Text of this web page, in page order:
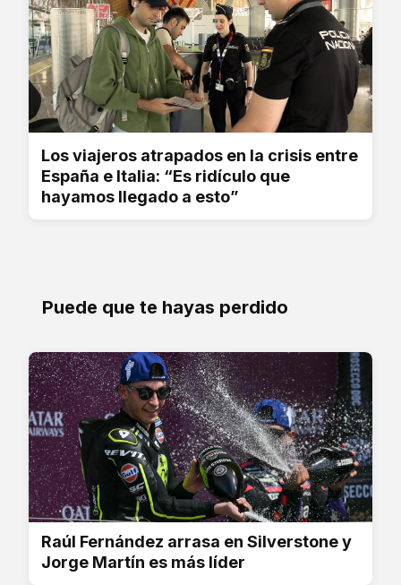
Los viajeros atrapados en la crisis entre
España e Italia: “Es ridículo que
hayamos llegado a esto”
Puede que te hayas perdido
Raúl Fernández arrasa en Silverstone y
Jorge Martín es más líder